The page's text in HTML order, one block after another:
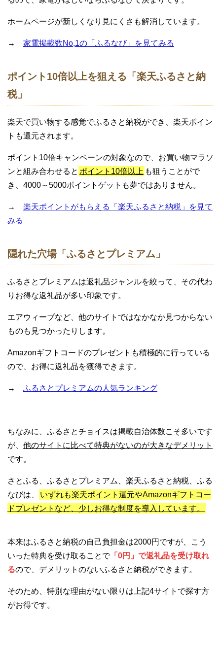
ホームページが新しくなり見にくさも解消しています。
→ 家電掲載数No,1の「ふるなび」を見てみる
ポイント10倍以上を狙える「楽天ふるさと納
税」
楽天で買い物する感覚でふるさと納税ができ、楽天ポイン
トも還元されます。
ポイント10倍キャンペーンの対象なので、お買い物マラソ
ンと組み合わせると ポイント10倍以上 も狙うことがで
き、4000～5000ポイントゲットも夢ではありません。
→ 楽天ポイントがもらえる「楽天ふるさと納税」を見て
みる
隠れた穴場「ふるさとプレミアム」
ふるさとプレミアムは返礼品ジャンルを絞って、その代わ
りお得な返礼品が多い印象です。
エアウィーブなど、他のサイトではなかなか見つからない
ものも見つかったりします。
Amazonギフトコードのプレゼントも積極的に行っている
ので、お得に返礼品を獲得できます。
→ ふるさとプレミアムの人気ランキング
ちなみに、ふるさとチョイスは掲載自治体数こそ多いです
が、 他のサイトに比べて特典がないのが大きなデメリット
です。
さとふる、ふるさとプレミアム、楽天ふるさと納税、ふる
なびは、
いずれも楽天ポイント還元やAmazonギフトコー
ドプレゼントなど、少しお得な制度を導入しています。
本来はふるさと納税の自己負担金は2000円ですが、こう
いった特典を受け取ることで「0円」で返礼品を受け取れ
るので、デメリットのないふるさと納税ができます。
そのため、特別な理由がない限りは上記4サイトで探す方
がお得です。